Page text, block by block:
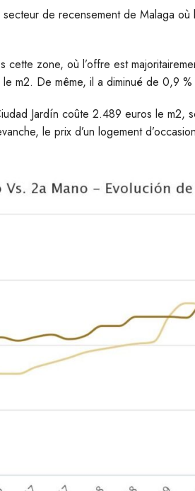
de recensement de Malaga
cette zone, où l’offre est
m2. De même, il a diminué de 0,9 %
Jardín coûte 2.489 euros le m2,
le prix d’un logement